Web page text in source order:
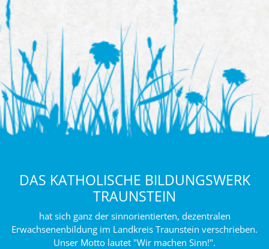
DAS KATHOLISCHE BILDUNGSWERK
TRAUNSTEIN
hat sich ganz der sinnorientierten, dezentralen
Erwachsenenbildung im Landkreis Traunstein verschrieben.
Unser Motto lautet "Wir machen Sinn!".